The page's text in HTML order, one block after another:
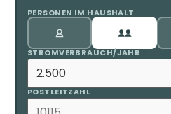
PERSONEN IM HAUSHALT
STROMVERBRAUCH/JAHR
POSTLEITZAHL